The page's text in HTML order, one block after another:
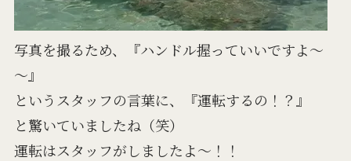
写真を撮るため、『ハンドル握っていいですよ～
～』
というスタッフの言葉に、『運転するの！？』
と驚いていましたね（笑）
運転はスタッフがしましたよ～！！